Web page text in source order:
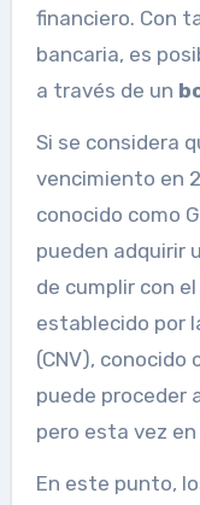
financiero. Con
bancaria, es
a través de un
Si se considera
vencimiento en
conocido como
pueden adquirir
de cumplir con
establecido por
(CNV), conocido
puede proceder
pero esta vez en
En este punto,